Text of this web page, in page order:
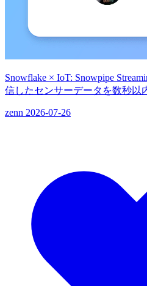
Snowflake × IoT: Snowpipe
信したセンサーデータを数秒以
zenn 2026-07-26